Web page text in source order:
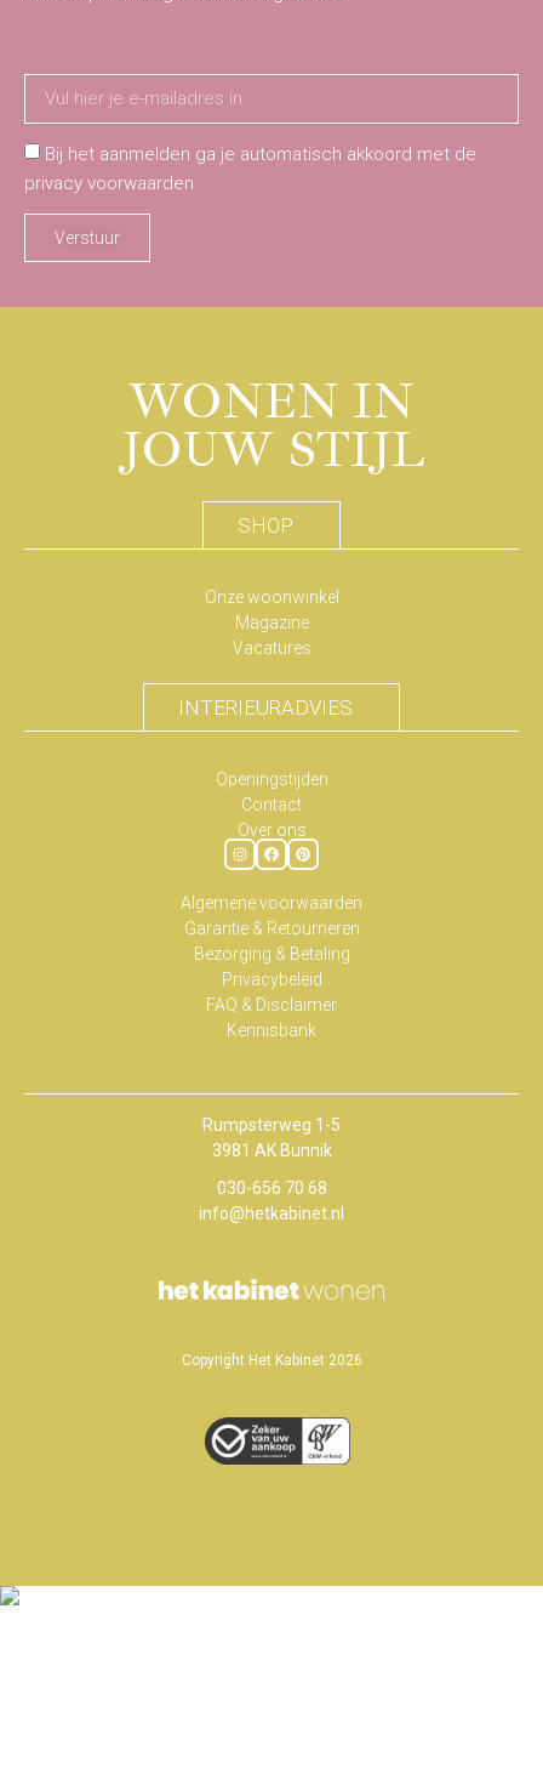
Bij het aanmelden ga je automatisch akkoord met de
privacy voorwaarden
Verstuur
WONEN IN
JOUW STIJL
SHOP
Onze woonwinkel
Magazine
Vacatures
INTERIEURADVIES
Openingstijden
Contact
Over ons
Algemene voorwaarden
Garantie & Retourneren
Bezorging & Betaling
Privacybeleid
FAQ & Disclaimer
Kennisbank
Rumpsterweg 1-5
3981 AK Bunnik
030-656 70 68
info@hetkabinet.nl
Copyright Het Kabinet 2026